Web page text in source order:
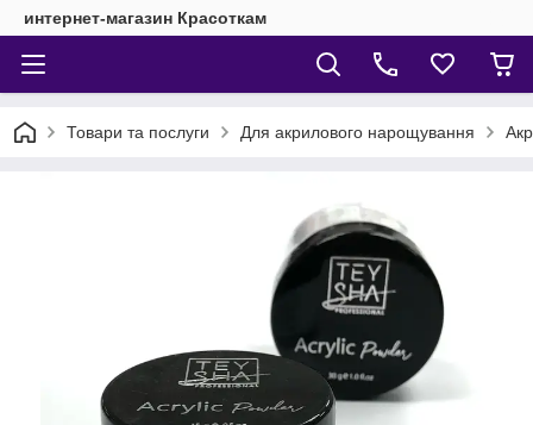
интернет-магазин Красоткам
Товари та послуги Для акрилового нарощування